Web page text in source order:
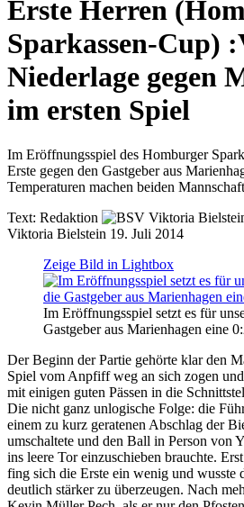
Erste Herren
Sparkassen-Cup) :
Niederlage gegen
im ersten Spiel
Im Eröffnungsspiel des Homburger
Erste gegen den Gastgeber aus
Temperaturen machen beiden
Text: Redaktion
Viktoria Bielstein 19. Juli 2014
Zeige Bild in Lightbox
Im Eröffnungsspiel setzt es für
Gastgeber aus Marienhagen eine
Der Beginn der Partie gehörte klar den
Spiel vom Anpfiff weg an sich zogen
mit einigen guten Pässen in die
Die nicht ganz unlogische Folge: die
einem zu kurz geratenen Abschlag der
umschaltete und den Ball in Person von
ins leere Tor einzuschieben brauchte.
fing sich die Erste ein wenig und wusste
deutlich stärker zu überzeugen. Nach